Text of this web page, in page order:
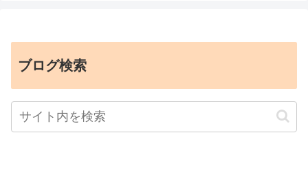
ブログ検索